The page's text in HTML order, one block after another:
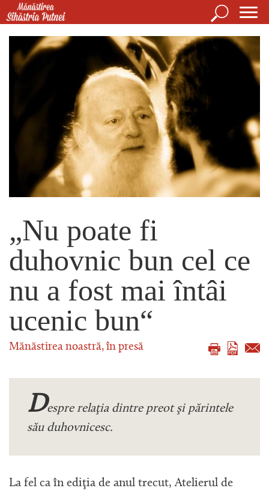
Mergi la conţinutul principal
de
Căutare
„Nu poate fi
duhovnic bun cel ce
nu a fost mai întâi
ucenic bun“
Mănăstirea noastră, în presă
Despre relaţia dintre preot şi părintele
său duhovnicesc.
La fel ca în ediţia de anul trecut, Atelierul de